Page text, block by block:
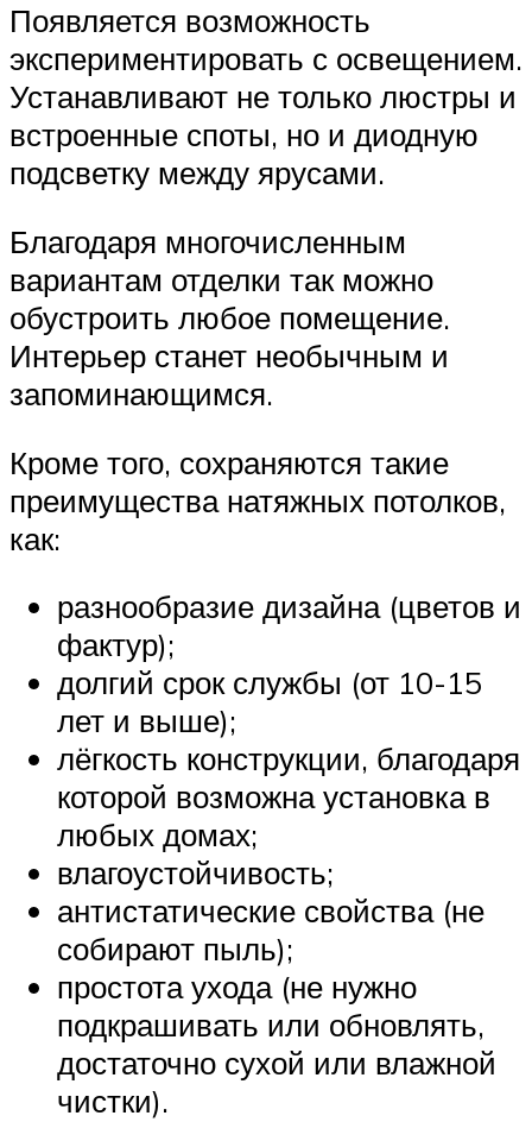
Появляется возможность
экспериментировать с освещением.
Устанавливают не только люстры и
встроенные споты, но и диодную
подсветку между ярусами.
Благодаря многочисленным
вариантам отделки так можно
обустроить любое помещение.
Интерьер станет необычным и
запоминающимся.
Кроме того, сохраняются такие
преимущества натяжных потолков,
как:
разнообразие дизайна (цветов и
фактур);
долгий срок службы (от 10-15
лет и выше);
лёгкость конструкции, благодаря
которой возможна установка в
любых домах;
влагоустойчивость;
антистатические свойства (не
собирают пыль);
простота ухода (не нужно
подкрашивать или обновлять,
достаточно сухой или влажной
чистки).